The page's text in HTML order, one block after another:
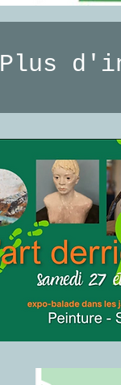
Plus